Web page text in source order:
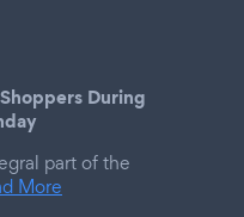
During
part of the
More